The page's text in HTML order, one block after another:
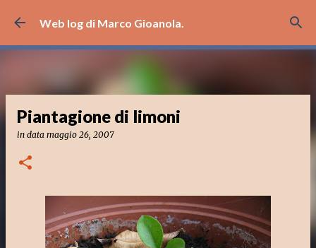
Passa ai contenuti principali
Web log di Marco Gioanola.
Piantagione di limoni
in data maggio 26, 2007